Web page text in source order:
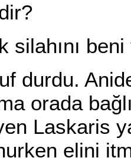
beni
Aniden
orada
Laskaris
elini